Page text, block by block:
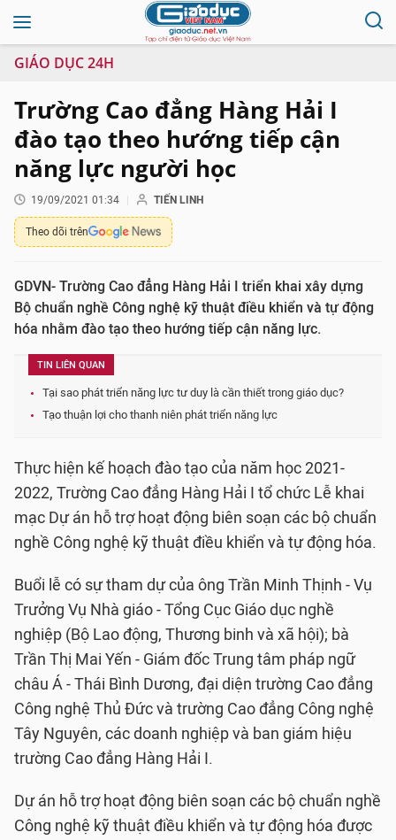
GIÁO DỤC 24H
Trường Cao đẳng Hàng Hải I
đào tạo theo hướng tiếp cận
năng lực người học
19/09/2021 01:34 TIẾN LINH
Theo dõi trên
GDVN- Trường Cao đẳng Hàng Hải I triển khai xây dựng
Bộ chuẩn nghề Công nghệ kỹ thuật điều khiển và tự động
hóa nhằm đào tạo theo hướng tiếp cận năng lực.
TIN LIÊN QUAN
Tại sao phát triển năng lực tư duy là cần thiết trong giáo dục?
Tạo thuận lợi cho thanh niên phát triển năng lực
Thực hiện kế hoạch đào tạo của năm học 2021-
2022, Trường Cao đẳng Hàng Hải I tổ chức Lễ khai
mạc Dự án hỗ trợ hoạt động biên soạn các bộ chuẩn
nghề Công nghệ kỹ thuật điều khiển và tự động hóa.
Buổi lễ có sự tham dự của ông Trần Minh Thịnh - Vụ
Trưởng Vụ Nhà giáo - Tổng Cục Giáo dục nghề
nghiệp (Bộ Lao động, Thương binh và xã hội); bà
Trần Thị Mai Yến - Giám đốc Trung tâm pháp ngữ
châu Á - Thái Bình Dương, đại diện trường Cao đẳng
Công nghệ Thủ Đức và trường Cao đẳng Công nghệ
Tây Nguyên, các doanh nghiệp và ban giám hiệu
trường Cao đẳng Hàng Hải I.
Dự án hỗ trợ hoạt động biên soạn các bộ chuẩn nghề
Công nghệ kỹ thuật điều khiển và tự động hóa được